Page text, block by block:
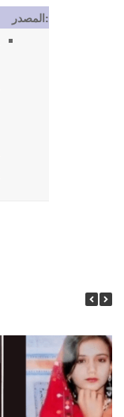
المصدر: